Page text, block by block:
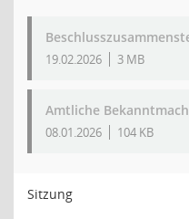
19.02.2026 3 MB
Amtliche
08.01.2026 104 KB
Sitzung